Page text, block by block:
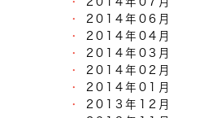
2014年06月
2014年04月
2014年03月
2014年02月
2014年01月
2013年12月